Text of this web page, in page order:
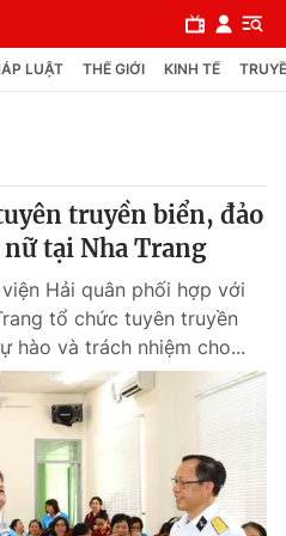
LUẬT THẾ GIỚI KINH TẾ
truyền biển, đảo
tại Nha Trang
Hải quân phối hợp với
tổ chức tuyên truyền
hào và trách nhiệm cho...